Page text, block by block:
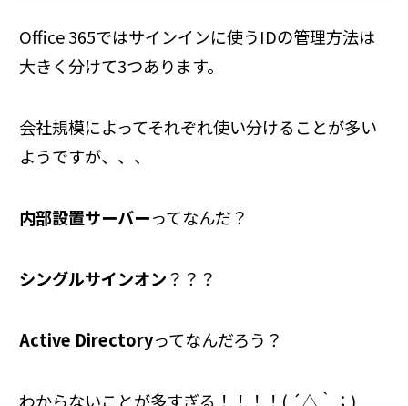
Office 365ではサインインに使うIDの管理方法は
大きく分けて3つあります。
会社規模によってそれぞれ使い分けることが多い
ようですが、、、
内部設置サーバーってなんだ？
シングルサインオン ？？？
Active Directoryってなんだろう？
わからないことが多すぎる！！！！( ´△｀；)